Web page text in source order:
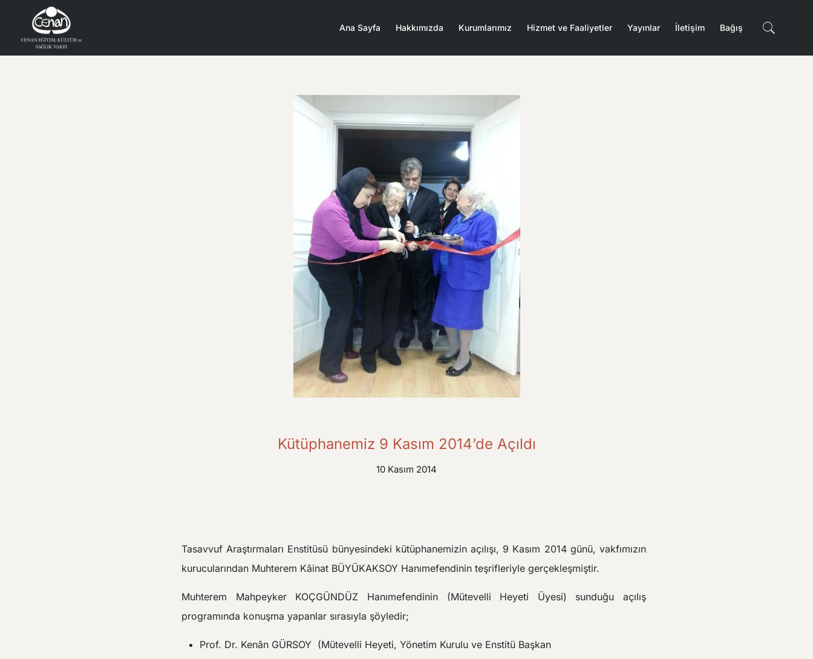
Ana Sayfa Hakkımızda Kurumlarımız Hizmet ve Faaliyetler Yayınlar İletişim Bağış
Kütüphanemiz 9 Kasım 2014’de Açıldı
10 Kasım 2014
Tasavvuf Araştırmaları Enstitüsü bünyesindeki kütüphanemizin açılışı, 9 Kasım 2014 günü, vakfımızın
kurucularından Muhterem Kâinat BÜYÜKAKSOY Hanımefendinin teşrifleriyle gerçekleşmiştir.
Muhterem Mahpeyker KOÇGÜNDÜZ Hanımefendinin (Mütevelli Heyeti Üyesi) sunduğu açılış
programında konuşma yapanlar sırasıyla şöyledir;
Prof. Dr. Kenân GÜRSOY (Mütevelli Heyeti, Yönetim Kurulu ve Enstitü Başkan